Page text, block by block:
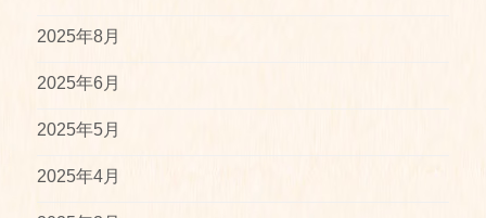
2025年8月
2025年6月
2025年5月
2025年4月